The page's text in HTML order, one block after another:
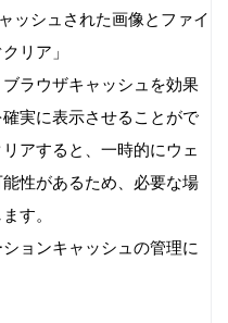
ッシュされた画像とファイ
リア」
ラウザキャッシュを効果
実に表示させることがで
アすると、一時的にウェ
性があるため、必要な場
す。
ョンキャッシュの管理に